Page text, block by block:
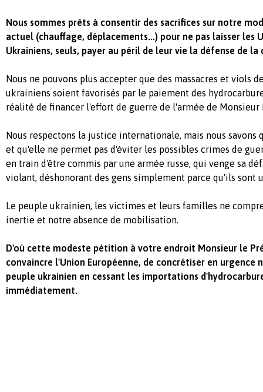
Nous sommes prêts à consentir des sacrifices sur notre
actuel (chauffage, déplacements...) pour ne pas laisser les
Ukrainiens, seuls, payer au péril de leur vie la défense de la
Nous ne pouvons plus accepter que des massacres et viols
ukrainiens soient favorisés par le paiement des
réalité de financer l'effort de guerre de l'armée de Monsieur
Nous respectons la justice internationale, mais nous savons
et qu'elle ne permet pas d'éviter les possibles crimes de
en train d'être commis par une armée russe, qui venge sa
violant, déshonorant des gens simplement parce qu'ils sont
Le peuple ukrainien, les victimes et leurs familles ne
inertie et notre absence de mobilisation.
D'où cette modeste pétition à votre endroit Monsieur le
convaincre l'Union Européenne, de concrétiser en
peuple ukrainien en cessant les importations
immédiatement.